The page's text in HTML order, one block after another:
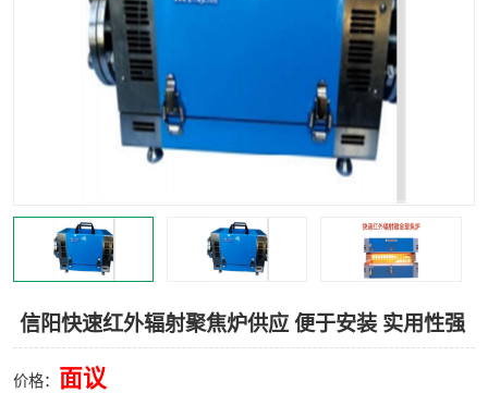
信阳快速红外辐射聚焦炉供应 便于安装 实用性强
价格： 面议
高端红外加热实验设备
高温涂料 红外加热控制器
热环境试验设备
快速红外辐射聚焦炉 烤箱烘箱